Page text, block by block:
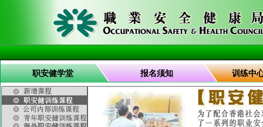
职安健学堂 报名须知 训练中